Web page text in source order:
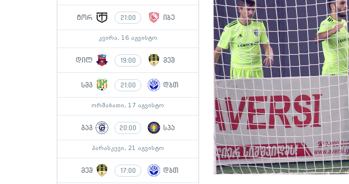
ტორ 21:00 იბე
კვირა, 16 აგვისტო
დილ 19:00 მეშ
სმგ 21:00 დბთ
ორშაბათი, 17 აგვისტო
გაგ 20:00 სპა
პარასკევი, 21 აგვისტო
მეშ 17:00 დბთ